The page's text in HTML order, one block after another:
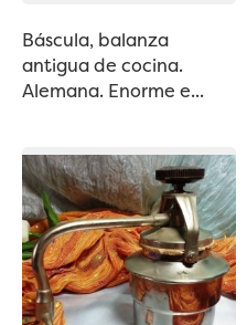
Báscula, balanza
antigua de cocina.
Alemana. Enorme e...